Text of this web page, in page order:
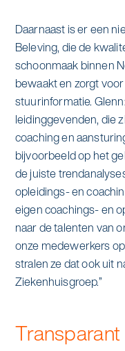
Daarnaast is er een
Beleving, die de
schoonmaak binnen
bewaakt en zorgt
stuurinformatie.
leidinggevenden, die
coaching en
bijvoorbeeld op het
de juiste
opleidings- en
eigen coachings- en
naar de talenten van
onze medewerkers
stralen ze dat ook uit
Ziekenhuisgroep.”
Transparant